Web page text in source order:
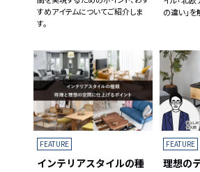
すめアイテムについてご紹介しま
す。
の違い」を
FEATURE
インテリアスタイルの種
FEATURE
理想の